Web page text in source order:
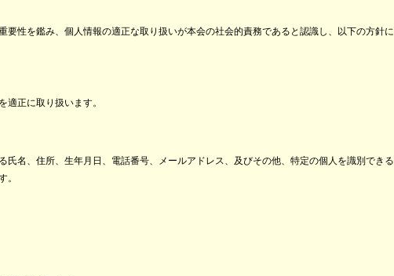
性を鑑み、個人情報の適正な取り扱いが本会の社会的責務であると認識し、以下の方針に
正に取り扱います。
名、住所、生年月日、電話番号、メールアドレス、及びその他、特定の個人を識別できる
。